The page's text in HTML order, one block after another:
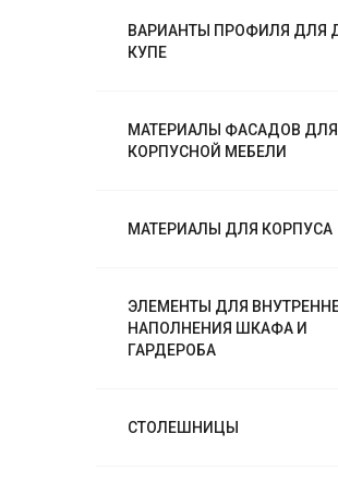
ВАРИАНТЫ ПРОФИЛЯ ДЛЯ
КУПЕ
МАТЕРИАЛЫ ФАСАДОВ ДЛЯ
КОРПУСНОЙ МЕБЕЛИ
МАТЕРИАЛЫ ДЛЯ КОРПУСА
ЭЛЕМЕНТЫ ДЛЯ
НАПОЛНЕНИЯ ШКАФА И
ГАРДЕРОБА
СТОЛЕШНИЦЫ